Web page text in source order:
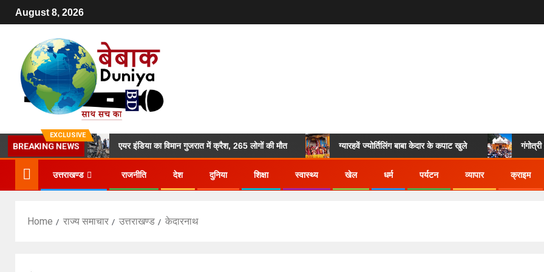
August 8, 2026
EXCLUSIVE
BREAKING NEWS
बेटी का मर्डर एयर इंडिया का विमान गुजरात में क्रैश, 265 लोगों की मौत ग्यारहवें ज्योर्तिलिंग बाबा केदार के कपाट खुले गंगोत्री
उत्तराखण्ड राजनीति देश दुनिया शिक्षा स्वास्थ्य खेल धर्म पर्यटन व्यापार क्राइम
Home राज्य समाचार उत्तराखण्ड केदारनाथ